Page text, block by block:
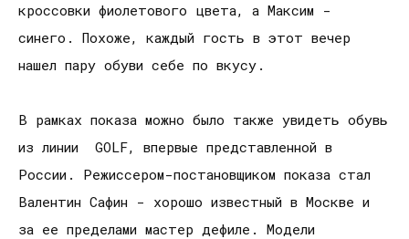
кроссовки фиолетового цвета, а Максим -
синего. Похоже, каждый гость в этот вечер
нашел пару обуви себе по вкусу.
В рамках показа можно было также увидеть обувь
из линии GOLF, впервые представленной в
России. Режиссером-постановщиком показа стал
Валентин Сафин - хорошо известный в Москве и
за ее пределами мастер дефиле. Модели